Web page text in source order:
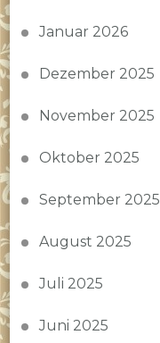
Januar 2026
Dezember 2025
November 2025
Oktober 2025
September 2025
August 2025
Juli 2025
Juni 2025